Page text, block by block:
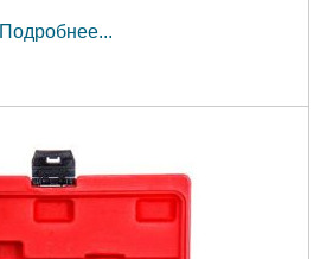
Подробнее...